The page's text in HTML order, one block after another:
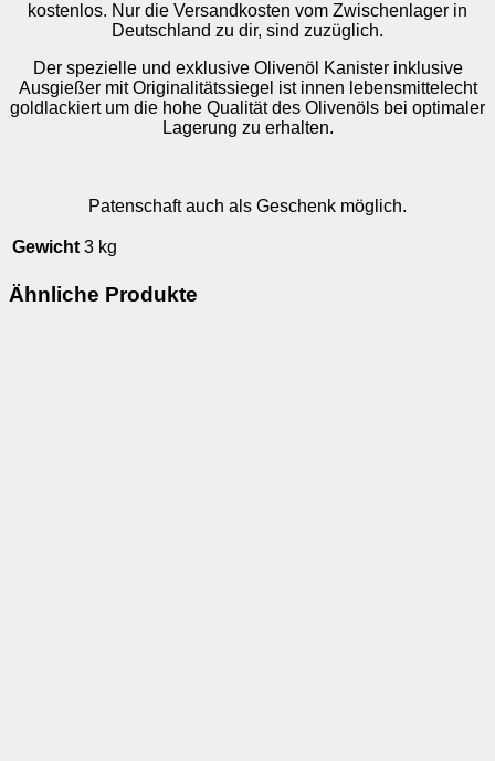
kostenlos. Nur die Versandkosten vom Zwischenlager in
Deutschland zu dir, sind zuzüglich.
Der spezielle und exklusive Olivenöl Kanister inklusive
Ausgießer mit Originalitätssiegel ist innen lebensmittelecht
goldlackiert um die hohe Qualität des Olivenöls bei optimaler
Lagerung zu erhalten.
Patenschaft auch als Geschenk möglich.
Gewicht 3 kg
Ähnliche Produkte